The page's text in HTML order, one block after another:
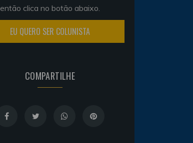
então clica no botão abaixo.
EU QUERO SER COLUNISTA
COMPARTILHE